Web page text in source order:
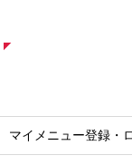
マイメニュー登録・